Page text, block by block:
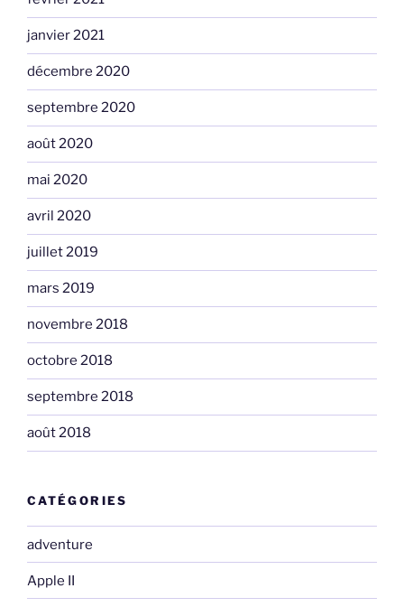
janvier 2021
décembre 2020
septembre 2020
août 2020
mai 2020
avril 2020
juillet 2019
mars 2019
novembre 2018
octobre 2018
septembre 2018
août 2018
CATÉGORIES
adventure
Apple II